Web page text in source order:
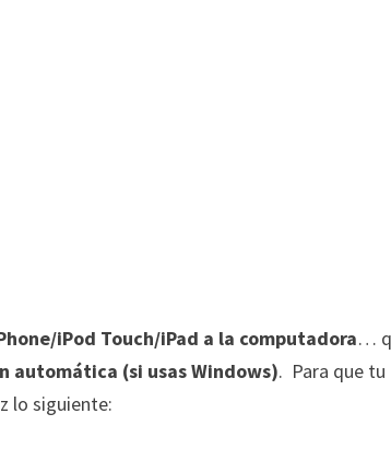
iPod Touch/iPad a la computadora…
automática (si usas Windows). Para que tu
lo siguiente: